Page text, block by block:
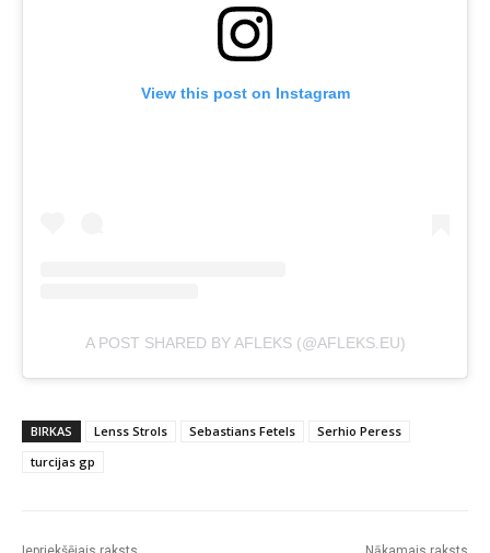
View this post on Instagram
A POST SHARED BY AFLEKS (@AFLEKS.EU)
BIRKAS Lenss Strols Sebastians Fetels
Serhio Peress
turcijas gp